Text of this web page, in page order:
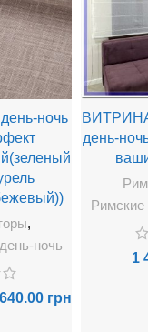
ночь
,
ночь
грн
день-
1